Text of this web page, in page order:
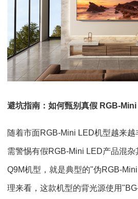
避坑指南：如何甄别真假 RGB-
随着市面RGB-Mini LED机型越来
需警惕有假RGB-Mini LED产品混
Q9M机型，就是典型的"伪RGB-
理来看，这款机型的背光源使用